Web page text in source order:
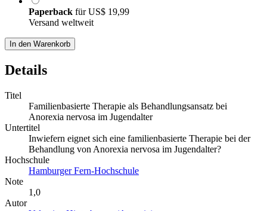
Paperback fürUS$ 19,99
Versand weltweit
In den Warenkorb
Details
Titel
Familienbasierte Therapie als Behandlungsansatz bei
Anorexia nervosa im Jugendalter
Untertitel
Inwiefern eignet sich eine familienbasierte Therapie bei der
Behandlung von Anorexia nervosa im Jugendalter?
Hochschule
Hamburger Fern-Hochschule
Note
1,0
Autor